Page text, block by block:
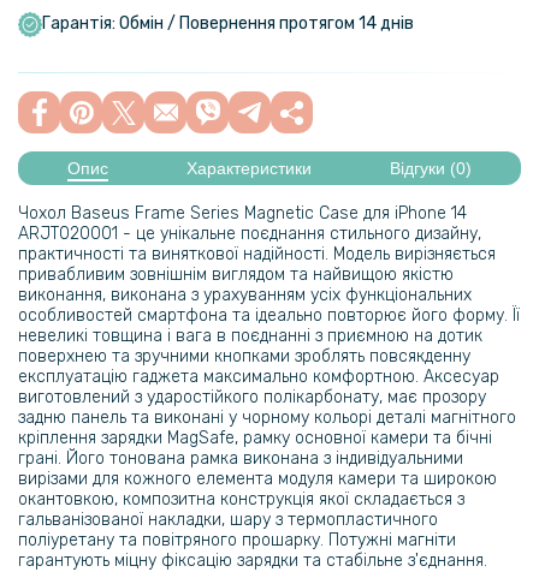
Гарантія: Обмін / Повернення протягом 14 днів
Опис Характеристики Відгуки (0)
Чохол Baseus Frame Series Magnetic Case для iPhone 14
ARJT020001 - це унікальне поєднання стильного дизайну,
практичності та виняткової надійності. Модель вирізняється
привабливим зовнішнім виглядом та найвищою якістю
виконання, виконана з урахуванням усіх функціональних
особливостей смартфона та ідеально повторює його форму. Її
невеликі товщина і вага в поєднанні з приємною на дотик
поверхнею та зручними кнопками зроблять повсякденну
експлуатацію гаджета максимально комфортною. Аксесуар
виготовлений з ударостійкого полікарбонату, має прозору
задню панель та виконані у чорному кольорі деталі магнітного
кріплення зарядки MagSafe, рамку основної камери та бічні
грані. Його тонована рамка виконана з індивідуальними
вирізами для кожного елемента модуля камери та широкою
окантовкою, композитна конструкція якої складається з
гальванізованої накладки, шару з термопластичного
поліуретану та повітряного прошарку. Потужні магніти
гарантують міцну фіксацію зарядки та стабільне з'єднання.